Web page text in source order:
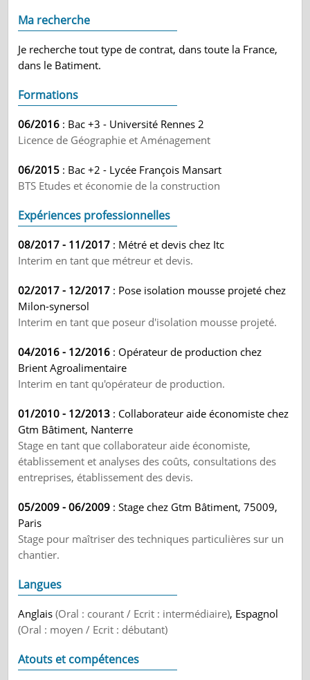
Ma recherche
Je recherche tout type de contrat, dans toute la France,
dans le Batiment.
Formations
06/2016 : Bac +3 - Université Rennes 2
Licence de Géographie et Aménagement
06/2015 : Bac +2 - Lycée François Mansart
BTS Etudes et économie de la construction
Expériences professionnelles
08/2017 - 11/2017 : Métré et devis chez Itc
Interim en tant que métreur et devis.
02/2017 - 12/2017 : Pose isolation mousse projeté chez
Milon-synersol
Interim en tant que poseur d'isolation mousse projeté.
04/2016 - 12/2016 : Opérateur de production chez
Brient Agroalimentaire
Interim en tant qu'opérateur de production.
01/2010 - 12/2013 : Collaborateur aide économiste chez
Gtm Bâtiment, Nanterre
Stage en tant que collaborateur aide économiste,
établissement et analyses des coûts, consultations des
entreprises, établissement des devis.
05/2009 - 06/2009 : Stage chez Gtm Bâtiment, 75009,
Paris
Stage pour maîtriser des techniques particulières sur un
chantier.
Langues
Anglais(Oral : courant / Ecrit : intermédiaire), Espagnol
(Oral : moyen / Ecrit : débutant)
Atouts et compétences